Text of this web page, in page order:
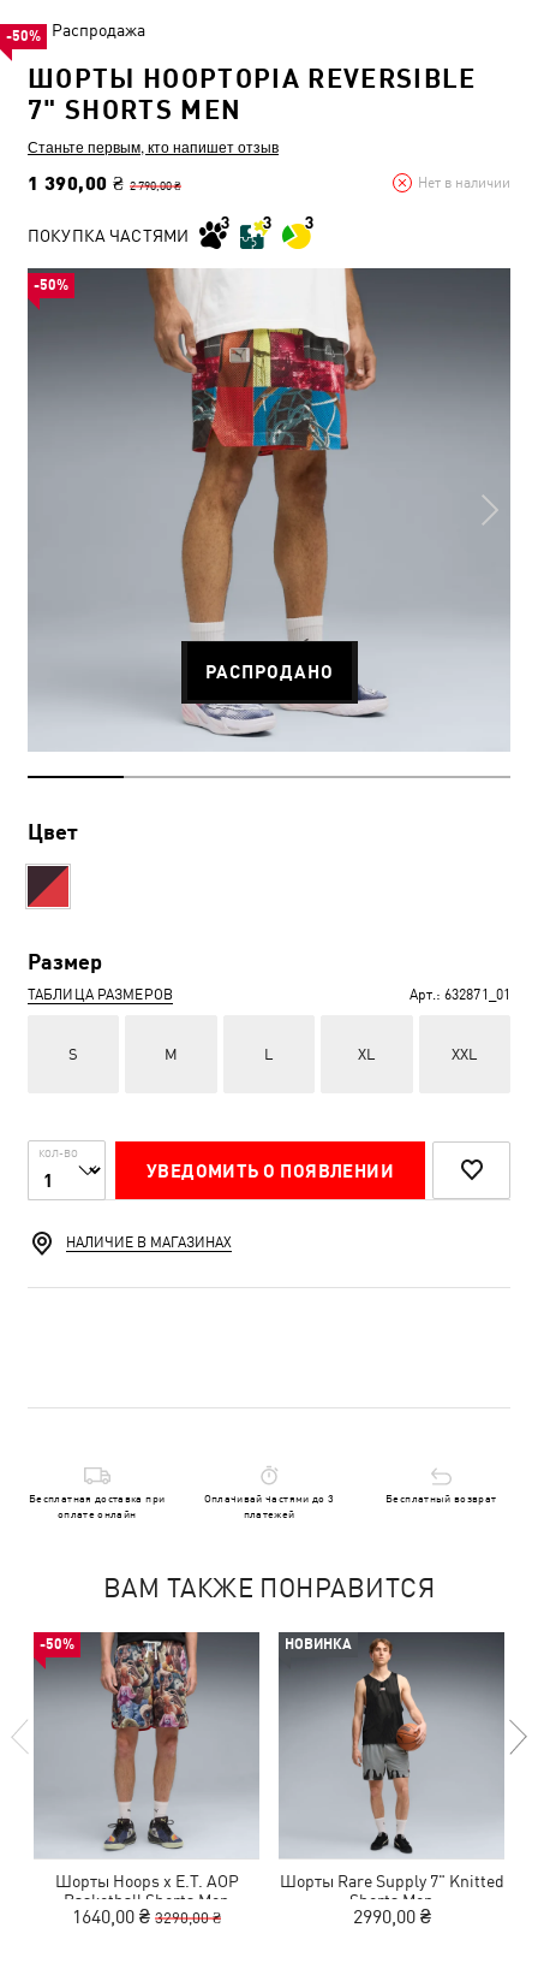
Распродажа
ШОРТЫ HOOPTOPIA REVERSIBLE
7" SHORTS MEN
Станьте первым, кто напишет отзыв
1 390,00 ₴ 2 790,00 ₴ Нет в наличии
-50%
ПОКУПКА ЧАСТЯМИ
РАСПРОДАНО
Цвет
Размер
ТАБЛИЦА РАЗМЕРОВ Арт.: 632871_01
S M L XL XXL
КОЛ-ВО
УВЕДОМИТЬ О ПОЯВЛЕНИИ
-50%
НАЛИЧИЕ В МАГАЗИНАХ
Бесплатная доставка при
оплате онлайн
Оплачивай частями до 3
платежей
Бесплатный возврат
ВАМ ТАКЖЕ ПОНРАВИТСЯ
-50%
Шорты Hoops x E.T. AOP
Basketball Shorts Men
1640,00 ₴ 3290,00 ₴
НОВИНКА
Шорты Rare Supply 7" Knitted
Shorts Men
2990,00 ₴